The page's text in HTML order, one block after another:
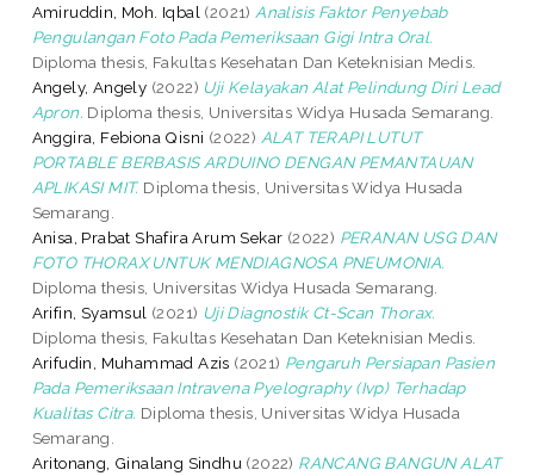
Amiruddin, Moh. Iqbal (2021) Analisis Faktor Penyebab
Pengulangan Foto Pada Pemeriksaan Gigi Intra Oral.
Diploma thesis, Fakultas Kesehatan Dan Keteknisian Medis.
Angely, Angely (2022) Uji Kelayakan Alat Pelindung Diri Lead
Apron. Diploma thesis, Universitas Widya Husada Semarang.
Anggira, Febiona Qisni (2022) ALAT TERAPI LUTUT
PORTABLE BERBASIS ARDUINO DENGAN PEMANTAUAN
APLIKASI MIT. Diploma thesis, Universitas Widya Husada
Semarang.
Anisa, Prabat Shafira Arum Sekar (2022) PERANAN USG DAN
FOTO THORAX UNTUK MENDIAGNOSA PNEUMONIA.
Diploma thesis, Universitas Widya Husada Semarang.
Arifin, Syamsul (2021) Uji Diagnostik Ct-Scan Thorax.
Diploma thesis, Fakultas Kesehatan Dan Keteknisian Medis.
Arifudin, Muhammad Azis (2021) Pengaruh Persiapan Pasien
Pada Pemeriksaan Intravena Pyelography (Ivp) Terhadap
Kualitas Citra. Diploma thesis, Universitas Widya Husada
Semarang.
Aritonang, Ginalang Sindhu (2022) RANCANG BANGUN ALAT